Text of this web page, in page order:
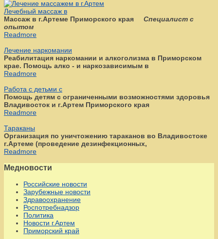
Лечебный массаж в
Массаж в г.Артеме Приморского края
Специалист с
опытом
Readmore
Лечение наркомании
Реабилитация наркомании и алкоголизма в Приморском
крае. Помощь алко - и наркозависимым в
Readmore
Работа с детьми с
Помощь детям с ограниченными возможностями здоровья
Владивосток и г.Артем Приморского края
Readmore
Тараканы
Организация по уничтожению тараканов во Владивостоке
г.Артеме (проведение дезинфекционных,
Readmore
Медновости
Российские новости
Зарубежные новости
Здравоохранение
Роспотребнадзор
Политика
Новости г.Артем
Приморский край